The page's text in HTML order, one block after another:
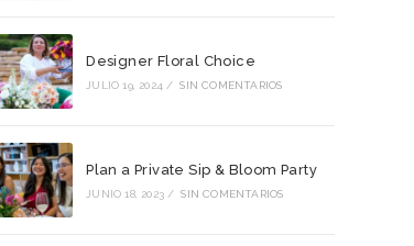
Designer Floral Choice
JULIO 19, 2024 / SIN COMENTARIOS
Plan a Private Sip & Bloom Party
JUNIO 18, 2023 / SIN COMENTARIOS